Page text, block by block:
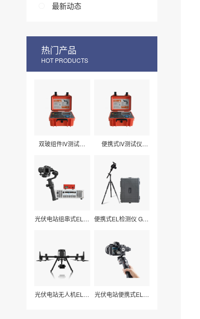
最新动态
热门产品
HOT PRODUCTS
双玻组件IV测试仪
便携式IV测试仪
光伏电站组串式EL检
便携式EL检测仪 G50
光伏电站无人机EL扫
光伏电站便携式EL检